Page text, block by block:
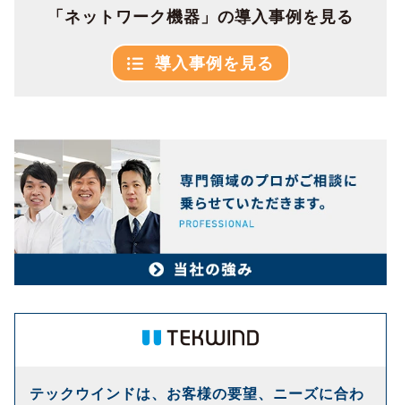
「ネットワーク機器」の導入事例を見る
導入事例を見る
テックウインドは、お客様の要望、ニーズに合わ